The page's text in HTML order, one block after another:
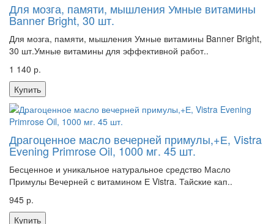
Для мозга, памяти, мышления Умные витамины
Banner Bright, 30 шт.
Для мозга, памяти, мышления Умные витамины Banner Bright,
30 шт.Умные витамины для эффективной работ..
1 140 р.
Купить
Драгоценное масло вечерней примулы,+Е, Vistra
Evening Primrose Oil, 1000 мг. 45 шт.
Бесценное и уникальное натуральное средство Масло
Примулы Вечерней с витамином Е Vistra. Тайские кап..
945 р.
Купить